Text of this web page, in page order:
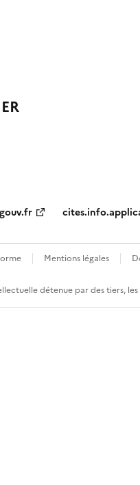
Mentions légales
détenue par des tiers,